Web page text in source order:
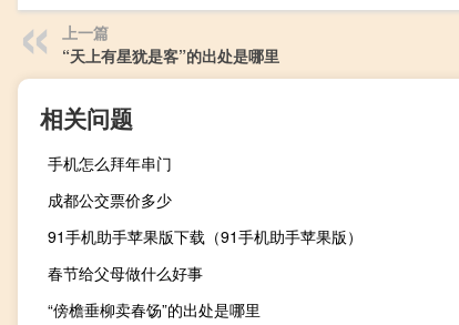
上一篇
“天上有星犹是客”的出处是哪里
相关问题
手机怎么拜年串门
成都公交票价多少
91手机助手苹果版下载（91手机助手苹果版）
春节给父母做什么好事
“傍檐垂柳卖春饧”的出处是哪里